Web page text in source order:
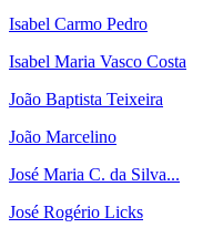
Isabel Carmo Pedro
Isabel Maria Vasco Costa
João Baptista Teixeira
João Marcelino
José Maria C. da Silva...
José Rogério Licks